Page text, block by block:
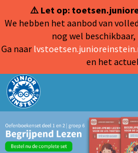
⚠️ Let op:
We hebben het aanbod van
nog wel
Ga naar
en het